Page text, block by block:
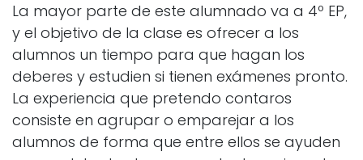
La mayor parte de este alumnado va a 4º EP,
y el objetivo de la clase es ofrecer a los
alumnos un tiempo para que hagan los
deberes y estudien si tienen exámenes pronto.
La experiencia que pretendo contaros
consiste en agrupar o emparejar a los
alumnos de forma que entre ellos se ayuden